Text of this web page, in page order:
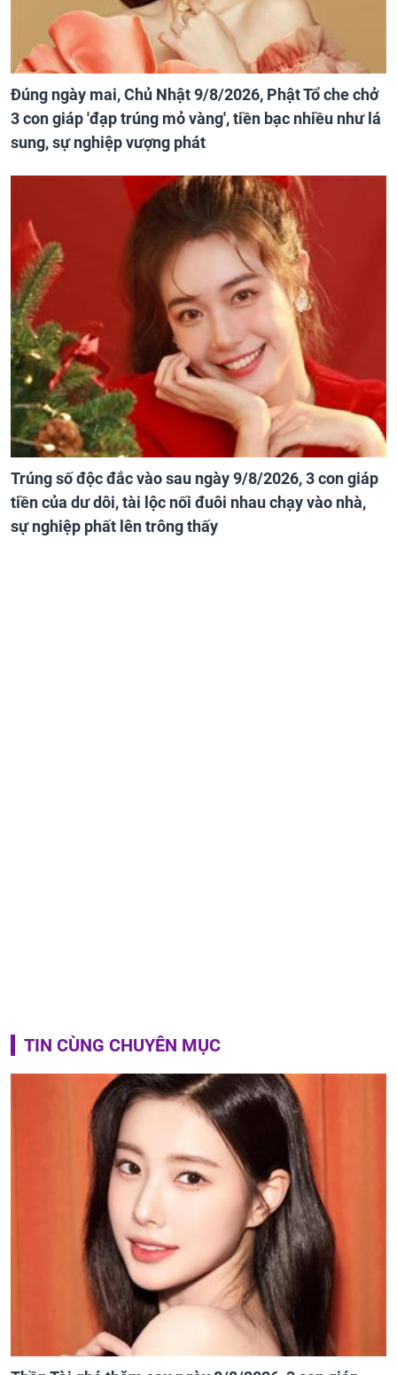
Đúng ngày mai, Chủ Nhật 9/8/2026, Phật Tổ che chở
3 con giáp 'đạp trúng mỏ vàng', tiền bạc nhiều như lá
sung, sự nghiệp vượng phát
Trúng số độc đắc vào sau ngày 9/8/2026, 3 con giáp
tiền của dư dôi, tài lộc nối đuôi nhau chạy vào nhà,
sự nghiệp phất lên trông thấy
TIN CÙNG CHUYÊN MỤC